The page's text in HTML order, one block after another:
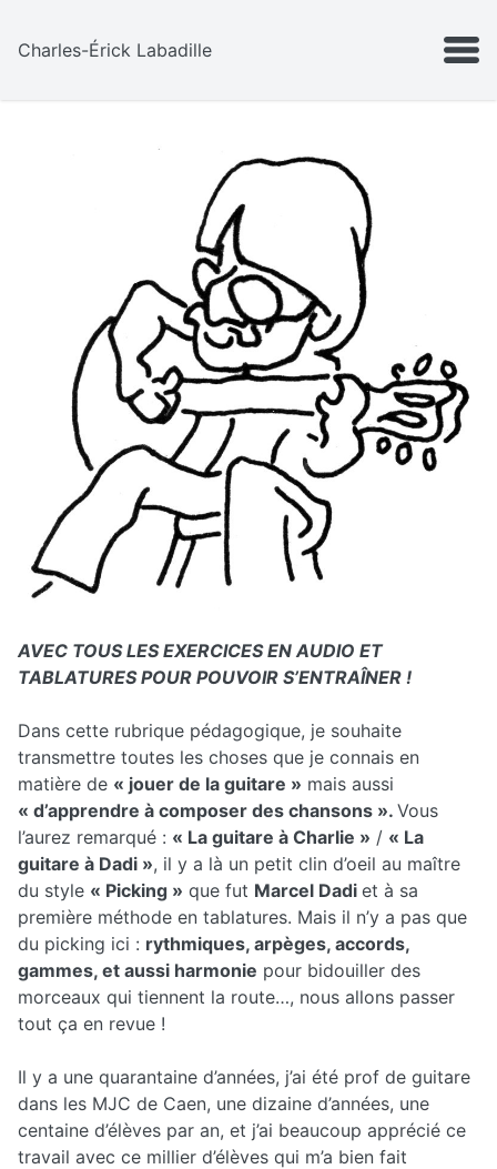
Charles-Érick Labadille
MENU
AVEC TOUS LES EXERCICES EN AUDIO ET
TABLATURES POUR POUVOIR S’ENTRAÎNER !
Dans cette rubrique pédagogique, je souhaite
transmettre toutes les choses que je connais en
matière de « jouer de la guitare » mais aussi
« d’apprendre à composer des chansons ». Vous
l’aurez remarqué : « La guitare à Charlie » / « La
guitare à Dadi », il y a là un petit clin d’oeil au maître
du style « Picking » que fut Marcel Dadi et à sa
première méthode en tablatures. Mais il n’y a pas que
du picking ici : rythmiques, arpèges, accords,
gammes, et aussi harmonie pour bidouiller des
morceaux qui tiennent la route…, nous allons passer
tout ça en revue !
Il y a une quarantaine d’années, j’ai été prof de guitare
dans les MJC de Caen, une dizaine d’années, une
centaine d’élèves par an, et j’ai beaucoup apprécié ce
travail avec ce millier d’élèves qui m’a bien fait